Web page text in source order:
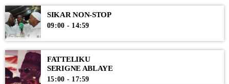
SIKAR NON-STOP
09:00 - 14:59
FATTELIKU
SERIGNE ABLAYE
15:00 - 17:59